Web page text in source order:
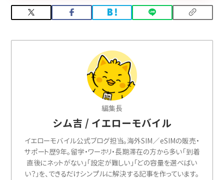
編集長
シム吉 / イエローモバイル
イエローモバイル公式ブログ担当。海外SIM／eSIMの販売・
サポート歴9年。留学・ワーホリ・長期滞在の方から多い「到着
直後にネットがない」「設定が難しい」「どの容量を選べばい
い？」を、できるだけシンプルに解決する記事を作っています。